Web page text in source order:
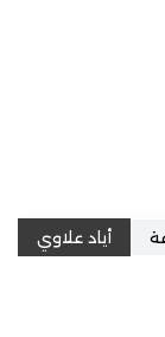
أياد علاوي